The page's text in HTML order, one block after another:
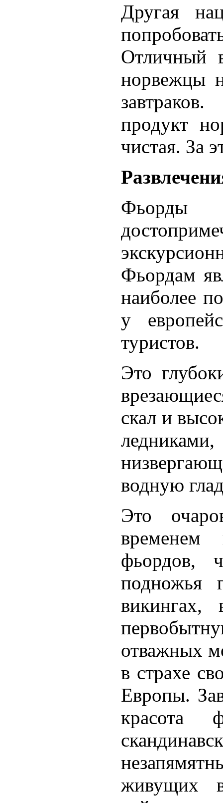
Другая
Отличный
норвежцы
продукт
чистая. За
Фьордам
наиболее
у
туристов.
Это
скал и
водную
Это
временем
фьордов,
подножья
викингах,
отважных
в страхе
Европы.
красота
живущих